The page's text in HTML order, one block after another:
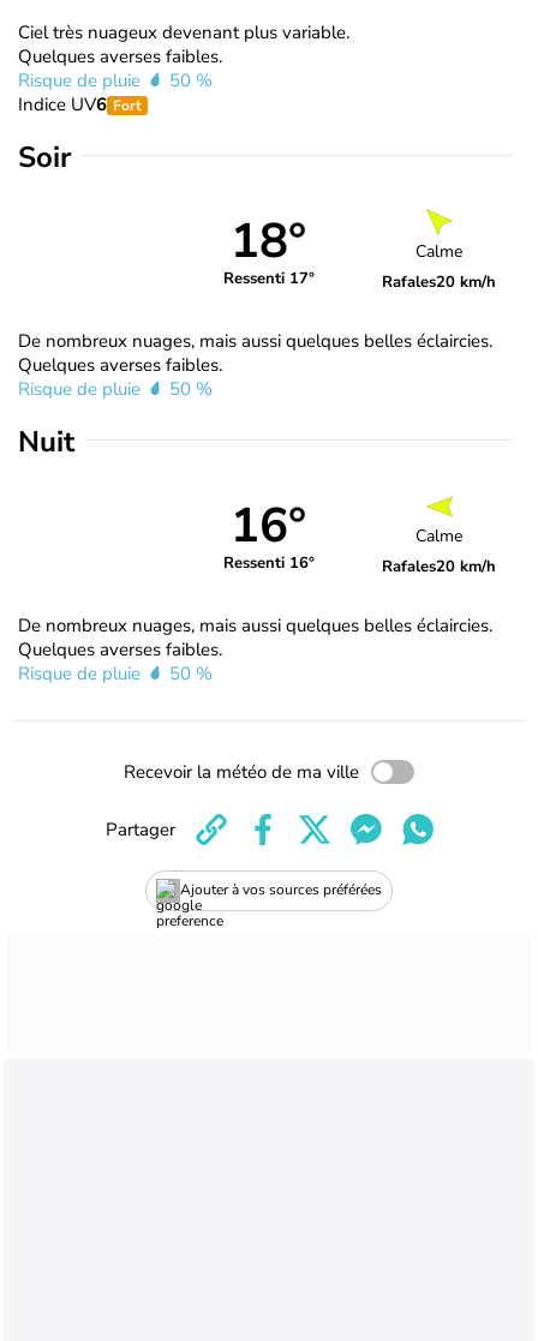
Ciel très nuageux devenant plus variable.
Quelques averses faibles.
Risque de pluie
50 %
Indice UV6 Fort
Soir
18°
Ressenti 17°
Calme
Rafales20 km/h
De nombreux nuages, mais aussi quelques belles éclaircies.
Quelques averses faibles.
Risque de pluie
50 %
Nuit
16°
Ressenti 16°
Calme
Rafales20 km/h
De nombreux nuages, mais aussi quelques belles éclaircies.
Quelques averses faibles.
Risque de pluie
50 %
Recevoir la météo de ma ville
Ajouter à vos sources préférées
Partager